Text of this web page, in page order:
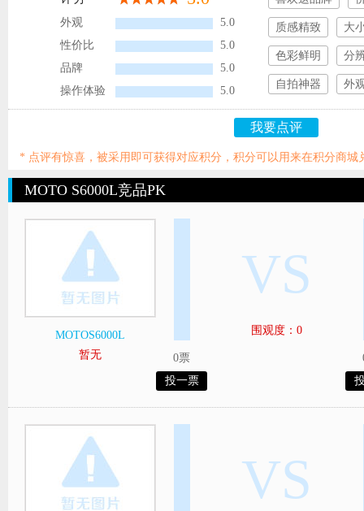
外观
5.0
性价比
5.0
品牌
5.0
操作体验
5.0
质感精致 大
色彩鲜明 分
自拍神器 外
我要点评
* 点评有惊喜，被采用即可获得对应积分，积分可以用来在积分商城
MOTO S6000L竞品PK
MOTOS6000L
暂无
0票
投一票
VS
围观度：0
VS